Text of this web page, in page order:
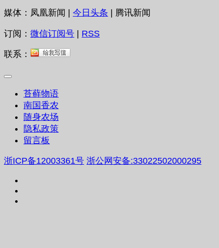
媒体：凤凰新闻 | 今日头条 | 腾讯新闻
订阅： 微信订阅号 | RSS
联系：
苔藓物语
南国香农
随身农场
隐私政策
留言板
浙ICP备12003361号 浙公网安备:33022502000295